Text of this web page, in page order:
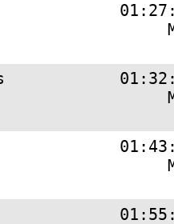
01:27:58
01:43:11
01:55:02